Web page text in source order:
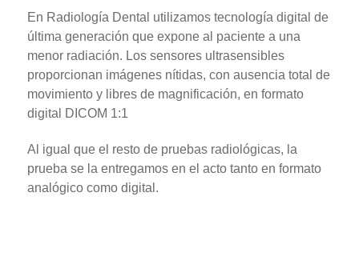
En Radiología Dental utilizamos tecnología digital de
última generación que expone al paciente a una
menor radiación. Los sensores ultrasensibles
proporcionan imágenes nítidas, con ausencia total de
movimiento y libres de magnificación, en formato
digital DICOM 1:1
Al igual que el resto de pruebas radiológicas, la
prueba se la entregamos en el acto tanto en formato
analógico como digital.